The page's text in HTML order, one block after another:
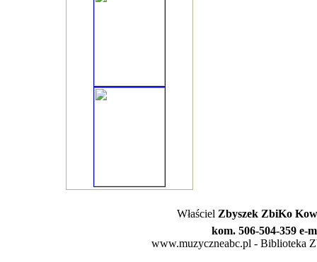
Właściel Zbyszek ZbiKo
kom. 506-504-359 e-
www.muzyczneabc.pl - Biblioteka